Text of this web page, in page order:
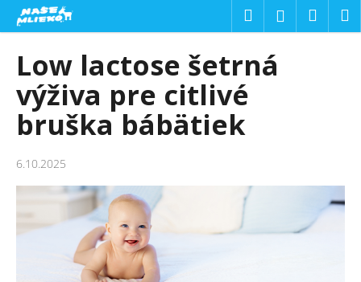
Prejsť
Hľadať
Low lactose šetrná
výživa pre citlivé
bruška bábätiek
6.10.2025
o
Č
o
p
t
r
e
b